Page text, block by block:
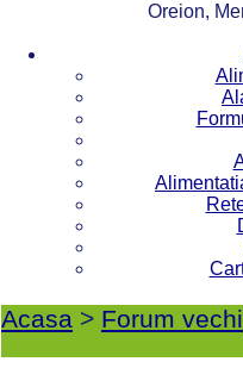
Oreion,
Acasa > Forum vechi